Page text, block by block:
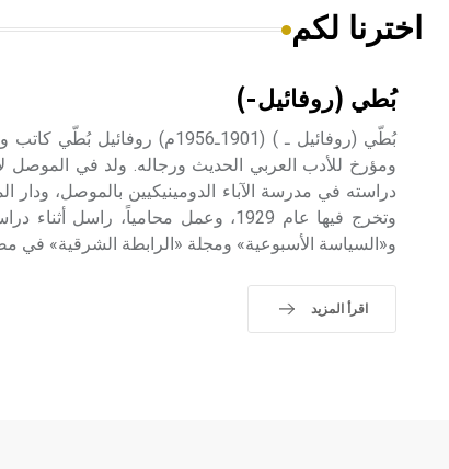
اخترنا لكم
بُطي (روفائيل-)
بُطّي (روفائيل ـ ) (1901ـ1956م)
ومؤرخ للأدب العربي الحديث ورجاله. ولد في الموصل
دراسته في مدرسة الآباء الدومينيكيين بالموصل، ودار
وتخرج فيها عام 1929، وعمل محامياً،
و«السياسة الأسبوعية» ومجلة «الرابطة الشرقية» في
اقرأ المزيد